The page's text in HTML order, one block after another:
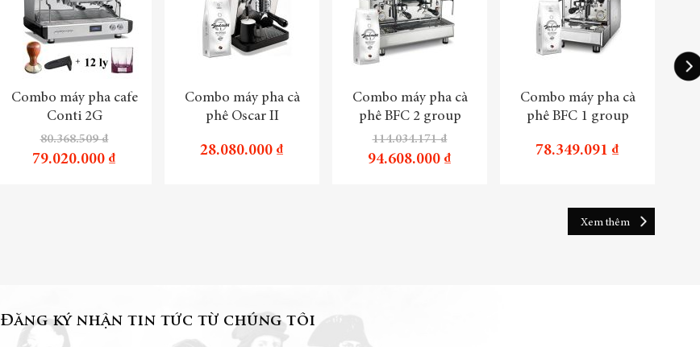
Combo máy pha cafe
Conti 2G
80.368.509 ₫
79.020.000 ₫
Combo máy pha cà
phê Oscar II
28.080.000 ₫
Combo máy pha cà
phê BFC 2 group
114.034.171 ₫
94.608.000 ₫
Combo máy pha cà
phê BFC 1 group
78.349.091 ₫
Xem thêm
Đăng ký nhận tin tức từ chúng tôi